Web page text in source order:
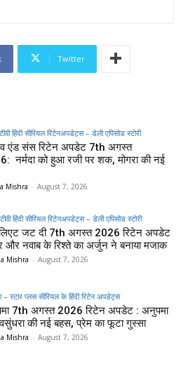
Twitter
हिंदी सीरियल रिटेनअपडेट्स – डेली एपिसोड स्टोरी
एंड संस रिटेन अपडेट 7th अगस्त
नर्मदा को हुआ रजी पर शक, मोगरा की नई
Mishra - August 7, 2026
हिंदी सीरियल रिटेनअपडेट्स – डेली एपिसोड स्टोरी
जट दी 7th अगस्त 2026 रिटेन अपडेट
और नवाब के रिश्ते का अर्जुन ने बनाया मजाक
Mishra - August 7, 2026
– स्टार प्लस सीरियल के हिंदी रिटेन अपडेट्स
7th अगस्त 2026 रिटेन अपडेट : अनुपमा
की नई बहस, प्रेम का फूटा गुस्सा
Mishra - August 7, 2026